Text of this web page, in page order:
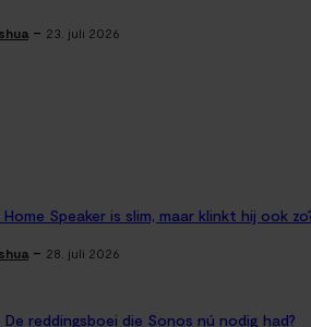
- 23. juli 2026
Speaker is slim, maar klinkt hij ook
- 28. juli 2026
reddingsboei die Sonos nú nodig had?